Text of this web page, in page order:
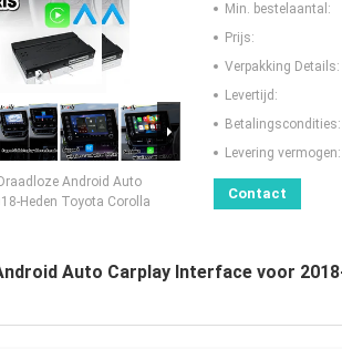
Android Auto
Heden Toyota Corolla
Min. bestelaantal:
Prijs:
Verpakking Details:
Levertijd:
Betalingscondities:
Levering vermogen:
Contact
Auto Carplay Interface voor